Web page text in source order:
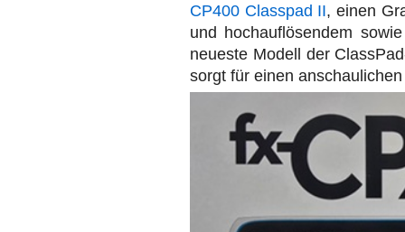
CP400 Classpad II, einen
und hochauflösendem
neueste Modell der
sorgt für einen